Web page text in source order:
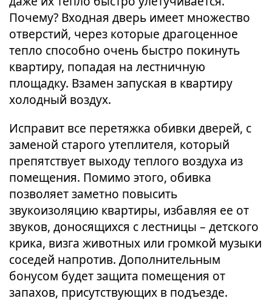
Почему? Входная дверь имеет множество
отверстий, через которые драгоценное
тепло способно очень быстро покинуть
квартиру, попадая на лестничную
площадку. Взамен запуская в квартиру
холодный воздух.
Исправит все перетяжка обивки дверей, с
заменой старого утеплителя, который
препятствует выходу теплого воздуха из
помещения. Помимо этого, обивка
позволяет заметно повысить
звукоизоляцию квартиры, избавляя ее от
звуков, доносящихся с лестницы – детского
крика, визга животных или громкой музыки
соседей напротив. Дополнительным
бонусом будет защита помещения от
запахов, присутствующих в подъезде.